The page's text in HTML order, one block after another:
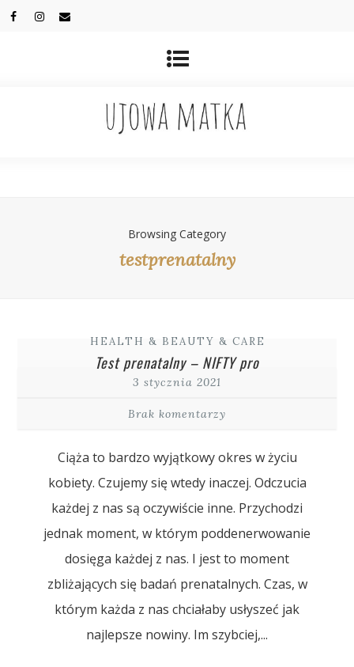
Browsing Category
testprenatalny
HEALTH & BEAUTY & CARE
Test prenatalny – NIFTY pro
3 stycznia 2021
Brak komentarzy
Ciąża to bardzo wyjątkowy okres w życiu
kobiety. Czujemy się wtedy inaczej. Odczucia
każdej z nas są oczywiście inne. Przychodzi
jednak moment, w którym poddenerwowanie
dosięga każdej z nas. I jest to moment
zbliżających się badań prenatalnych. Czas, w
którym każda z nas chciałaby usłyszeć jak
najlepsze nowiny. Im szybciej,...